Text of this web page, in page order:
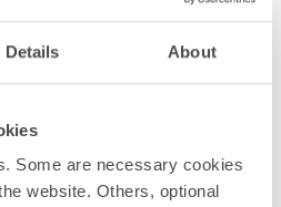
Details About
Some are necessary cookies
website. Others, optional